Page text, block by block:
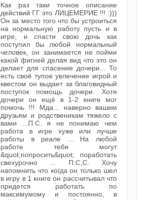
Как раз таки точное описание
действий ГГ это ЛИЦЕМЕРИЕ !!! :)))
Он за место того что бы устроиться
на нормальную работу пусть и в
игре, и спасти свою дочь как
поступил бы любой нормальный
человек, он занимается не пойми
какой фигней делая вид что это он
делает для спасение дочери... То
есть своё тупое увлечение игрой и
квестом он выдает за благовидный
поступок помощь дочери. Хотя
дочери он ещё в 1-2 книге мог
помочь !!! Мда... наверно вашим
друзьям и родственикам тяжело с
вами ...П.С. я не понимаю чем
работа в игре хуже или лучше
работы в реале ... На любой
работе тебя могут
&quot;попросить&quot; поработать
свехурочно ... П.С,С. Хочу
напомнить что когда он только шел
в игру в 1 книге он рассчитывал что
придется работать по
максимумому и постоянно, в